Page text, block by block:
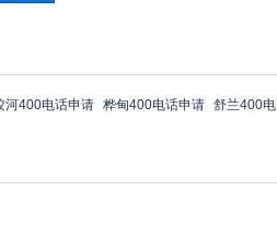
河400电话申请 桦甸400电话申请 舒兰400电